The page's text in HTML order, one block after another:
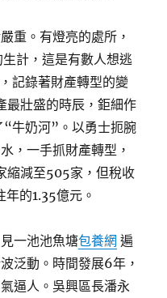
重。有燈亮的處所，
計，這是有數人想逃
記錄著財產轉型的變
最壯盛的時辰，鉅細作
牛奶河”。以勇士扼腕
，一手抓財產轉型，
縮減至505家，但稅收
的1.35億元。
一池池魚塘包養網 遍
泛動。時間發展6年，
逼人。吳興區長潘永